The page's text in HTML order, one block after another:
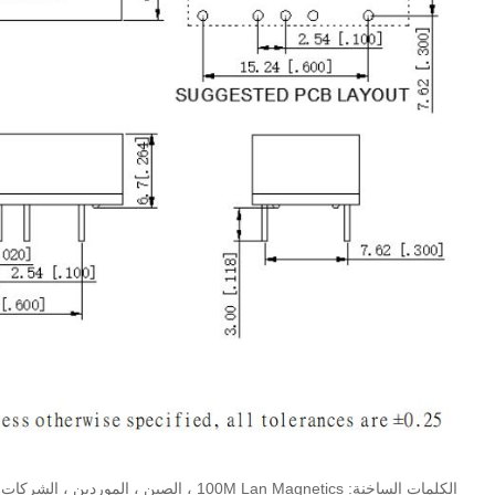
الكلمات الساخنة: 100M Lan Magnetics ، الصين ، الموردين ، الشركات المصنعة ، المصنع ، حسب الطلب ، عينة مجانية ، الأحدث ، شراء ، رخيصة ، الاقتباس